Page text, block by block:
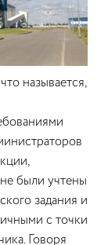
называется,
были учтены
задания и
с точки
Говоря